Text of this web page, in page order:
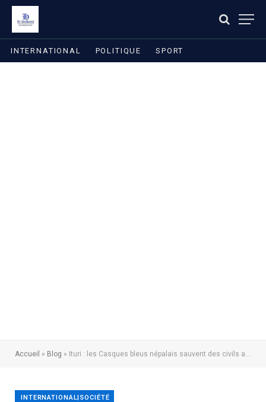
INTERNATIONAL POLITIQUE SPORT
Accueil » Blog » Ituri : les Casques bleus népalais sauvent des civils après une attaque armée à Djugu
INTERNATIONAL|SOCIÉTÉ